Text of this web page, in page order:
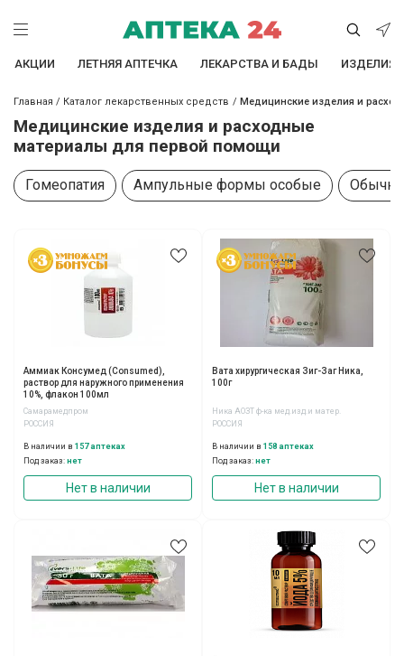
АКЦИИ ЛЕТНЯЯ АПТЕЧКА ЛЕКАРСТВА И БАДЫ ИЗДЕЛИЯ
Главная / Каталог лекарственных средств / Медицинские изделия и
Медицинские изделия и расходные
материалы для первой помощи
Гомеопатия Ампульные формы особые
Аммиак Консумед (Consumed),
раствор для наружного применения
10%, флакон 100мл
Самарамедпром
РОССИЯ
В наличии в 157 аптеках
Под заказ: нет
Нет в наличии
Вата хирургическая Зиг-Заг Ника,
100г
Ника АОЗТ ф-ка мед.изд.и матер.
РОССИЯ
В наличии в 158 аптеках
Под заказ: нет
Нет в наличии